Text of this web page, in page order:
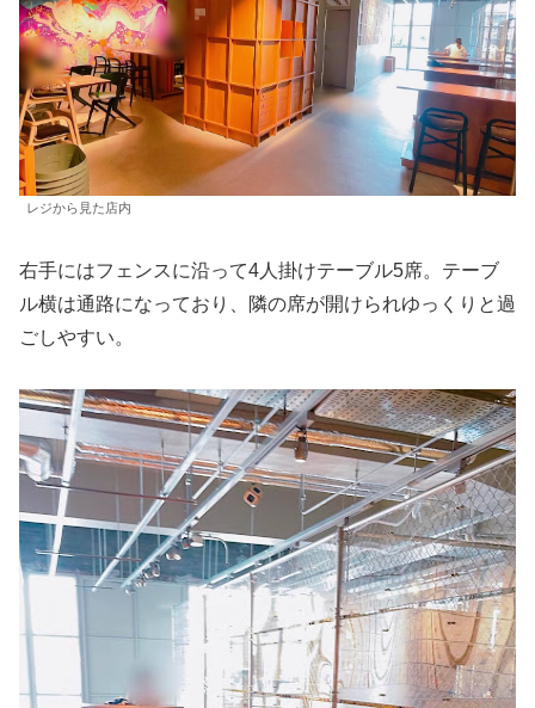
レジから見た店内
右手にはフェンスに沿って4人掛けテーブル5席。テーブ
ル横は通路になっており、隣の席が開けられゆっくりと過
ごしやすい。